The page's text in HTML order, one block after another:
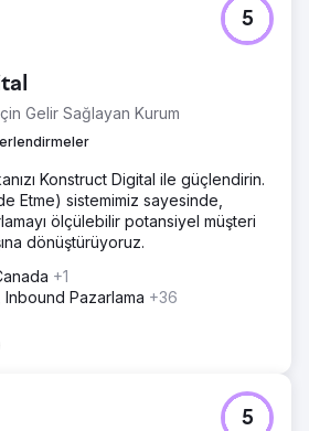
Gelir Sağlayan Kurum
5
Konstruct Digital ile güçlendirin.
Etme) sistemimiz sayesinde,
ölçülebilir potansiyel müşteri
dönüştürüyoruz.
+1
Pazarlama +36
5